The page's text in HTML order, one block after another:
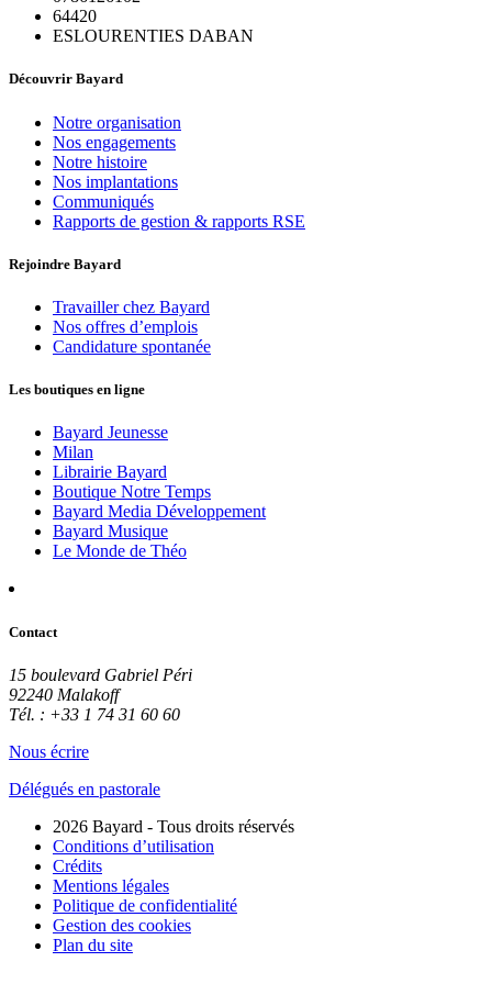
64420
ESLOURENTIES DABAN
Découvrir Bayard
Notre organisation
Nos engagements
Notre histoire
Nos implantations
Communiqués
Rapports de gestion & rapports RSE
Rejoindre Bayard
Travailler chez Bayard
Nos offres d’emplois
Candidature spontanée
Les boutiques en ligne
Bayard Jeunesse
Milan
Librairie Bayard
Boutique Notre Temps
Bayard Media Développement
Bayard Musique
Le Monde de Théo
Contact
15 boulevard Gabriel Péri
92240 Malakoff
Tél. : +33 1 74 31 60 60
Nous écrire
Délégués en pastorale
2026 Bayard - Tous droits réservés
Conditions d’utilisation
Crédits
Mentions légales
Politique de confidentialité
Gestion des cookies
Plan du site